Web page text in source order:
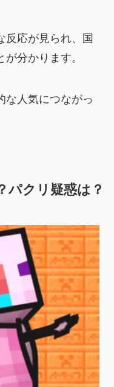
反応が見られ、国
分かります。
な人気につながっ
パクリ疑惑は？